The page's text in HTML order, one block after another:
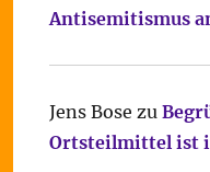
Antisemitismus
Jens Bose zu
Ortsteilmittel ist